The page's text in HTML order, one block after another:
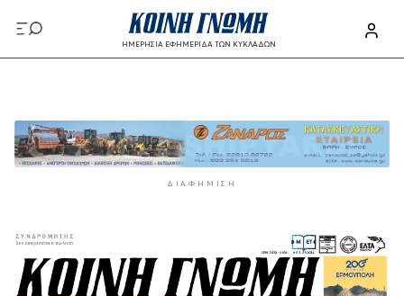
Παράκαμψη προς το κυρίως περιεχόμενο
ΗΜΕΡΗΣΙΑ ΕΦΗΜΕΡΙΔΑ ΤΩΝ ΚΥΚΛΑΔΩΝ
ΔΙΑΦΉΜΙΣΗ